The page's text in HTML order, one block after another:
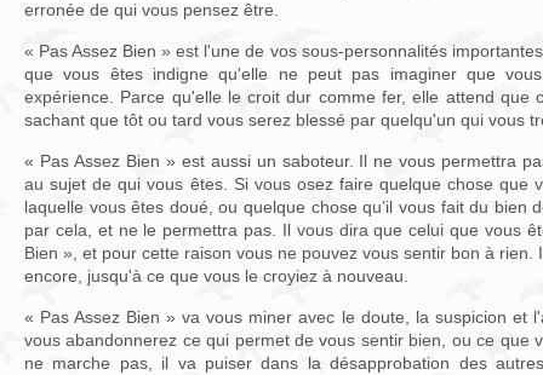
erronée de qui vous pensez être.
« Pas Assez Bien » est l'une de vos sous-personnalités
que vous êtes indigne qu'elle ne peut pas imaginer que
expérience. Parce qu'elle le croit dur comme fer, elle attend que
sachant que tôt ou tard vous serez blessé par quelqu'un qui vous
« Pas Assez Bien » est aussi un saboteur. Il ne vous permettra
au sujet de qui vous êtes. Si vous osez faire quelque chose
laquelle vous êtes doué, ou quelque chose qu’il vous fait du
par cela, et ne le permettra pas. Il vous dira que celui que vous
Bien », et pour cette raison vous ne pouvez vous sentir bon à rien.
encore, jusqu'à ce que vous le croyiez à nouveau.
« Pas Assez Bien » va vous miner avec le doute, la suspicion et
vous abandonnerez ce qui permet de vous sentir bien, ou ce que
ne marche pas, il va puiser dans la désapprobation des